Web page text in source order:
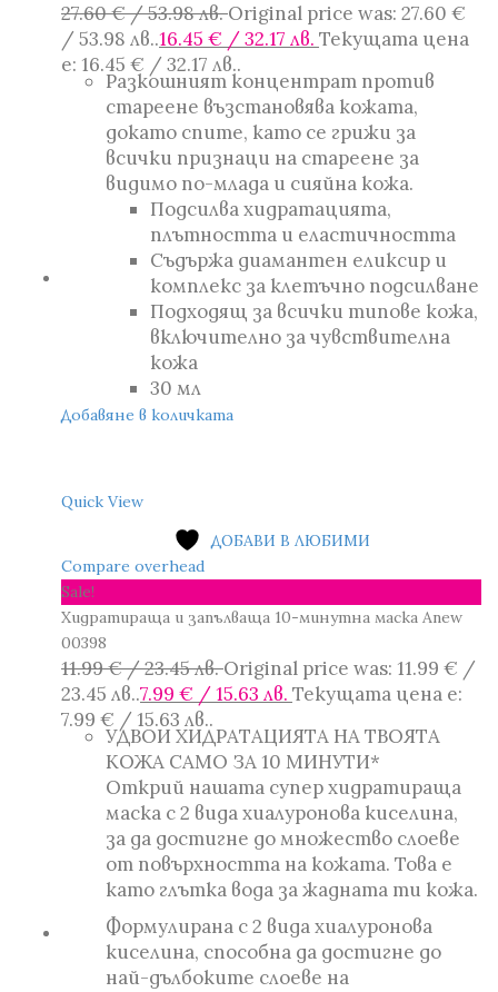
27.60€/ 53.98 лв.Original price was: 27.60 €
/ 53.98 лв..16.45 € / 32.17 лв. Текущата цена
е: 16.45 € / 32.17 лв..
Разкошният концентрат против
стареене възстановява кожата,
докато спите, като се грижи за
всички признаци на стареене за
видимо по-млада и сияйна кожа.
Подсилва хидратацията,
плътността и еластичността
Съдържа диамантен еликсир и
комплекс за клетъчно подсилване
Подходящ за всички типове кожа,
включително за чувствителна
кожа
30 мл
Добавяне в количката
Quick View
ДОБАВИ В ЛЮБИМИ
Compare overhead
Sale!
Хидратираща и запълваща 10-минутна маска Anew
00398
11.99€/ 23.45 лв.Original price was: 11.99 € /
23.45 лв..7.99 € / 15.63 лв. Текущата цена е:
7.99 € / 15.63 лв..
УДВОИ ХИДРАТАЦИЯТА НА ТВОЯТА
КОЖА САМО ЗА 10 МИНУТИ*
Открий нашата супер хидратираща
маска с 2 вида хиалуронова киселина,
за да достигне до множество слоеве
от повърхността на кожата. Това е
като глътка вода за жадната ти кожа.
Формулирана с 2 вида хиалуронова
киселина, способна да достигне до
най-дълбоките слоеве на